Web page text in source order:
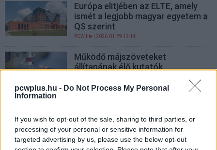
pcwplus.hu - Do Not Process My Personal
Information
If you wish to opt-out of the sale, sharing to third parties, or
processing of your personal or sensitive information for
targeted advertising by us, please use the below opt-out
Európa elitjében az ELTE, amely
ismét a legjobb magyar egyetem a
QS szerint
PCW.lite | 2026.01.29 12:14
Működő májszöveteket
állítanának élő kutatók
segítségével
Az ELTE új mesterszakon képez
mesterségesintelligencia-
szakembereket 2026-tól
PCW.lite | 2026.01.16 17:07